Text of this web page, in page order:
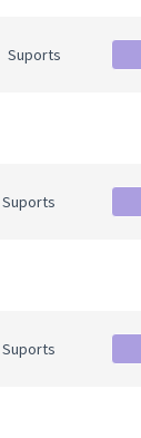
Suports
Suports
Suports